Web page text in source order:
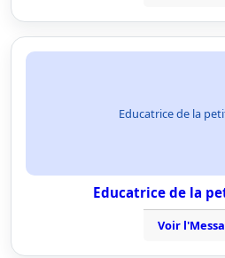
Educatrice de la
Educatrice de la
Voir